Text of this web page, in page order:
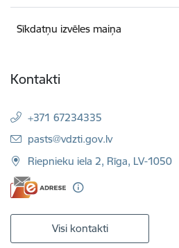
Sīkdatņu izvēles maiņa
Kontakti
+371 67234335
E-pasts:
pasts@vdzti.gov.lv
Riepnieku iela 2, Rīga, LV-1050
Visi kontakti